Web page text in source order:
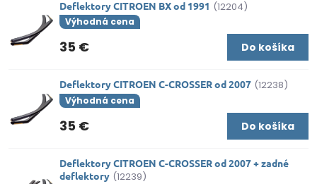
Deflektory CITROEN BX od 1991 (12204)
Výhodná cena
35 € Do košíka
Deflektory CITROEN C-CROSSER od 2007 (12238)
Výhodná cena
35 € Do košíka
Deflektory CITROEN C-CROSSER od 2007 + zadné
deflektory (12239)